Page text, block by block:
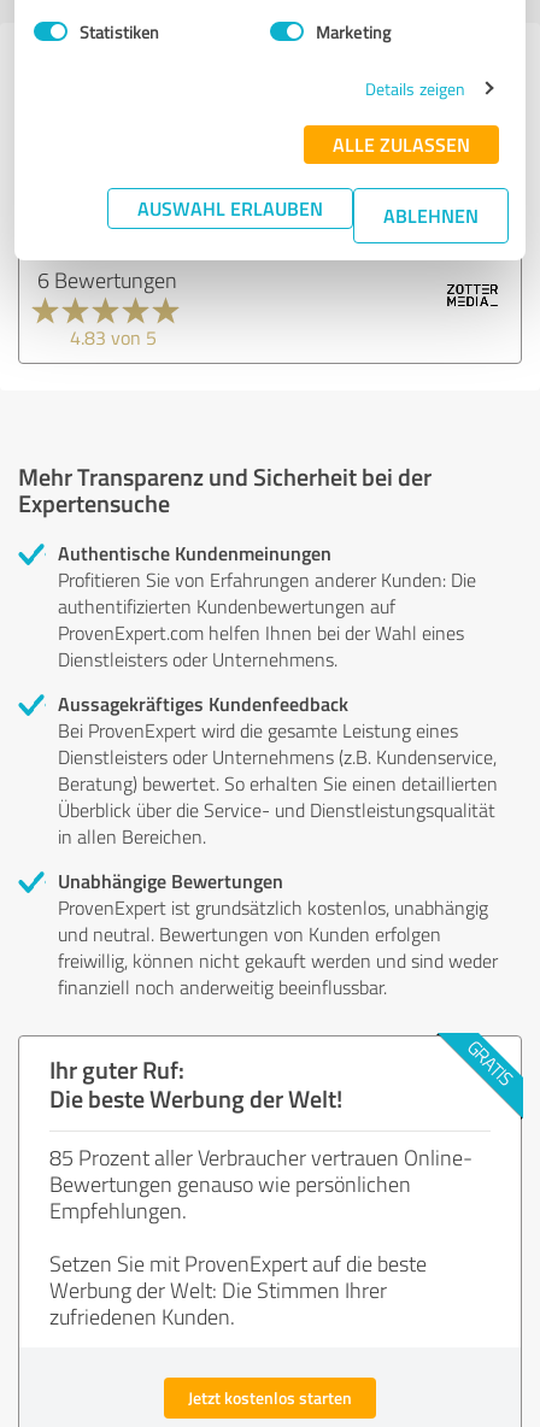
Statistiken Marketing
Details zeigen
ALLE ZULASSEN
AUSWAHL ERLAUBEN ABLEHNEN
Anbietern aus dem Bereich
zottermedia gmbh
6 Bewertungen
4.83 von 5
Mehr Transparenz und Sicherheit bei der
Expertensuche
Authentische Kundenmeinungen
Profitieren Sie von Erfahrungen anderer Kunden: Die
authentifizierten Kundenbewertungen auf
ProvenExpert.com helfen Ihnen bei der Wahl eines
Dienstleisters oder Unternehmens.
Aussagekräftiges Kundenfeedback
Bei ProvenExpert wird die gesamte Leistung eines
Dienstleisters oder Unternehmens (z.B. Kundenservice,
Beratung) bewertet. So erhalten Sie einen detaillierten
Überblick über die Service- und Dienstleistungsqualität
in allen Bereichen.
Unabhängige Bewertungen
ProvenExpert ist grundsätzlich kostenlos, unabhängig
und neutral. Bewertungen von Kunden erfolgen
freiwillig, können nicht gekauft werden und sind weder
finanziell noch anderweitig beeinflussbar.
Ihr guter Ruf:
Die beste Werbung der Welt!
85 Prozent aller Verbraucher vertrauen Online-
Bewertungen genauso wie persönlichen
Empfehlungen.
Setzen Sie mit ProvenExpert auf die beste
Werbung der Welt: Die Stimmen Ihrer
zufriedenen Kunden.
Jetzt kostenlos starten